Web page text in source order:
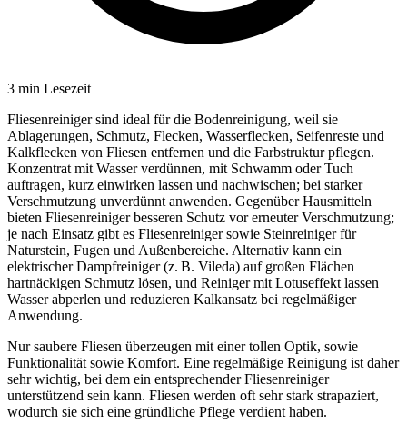
3 min Lesezeit
Fliesenreiniger sind ideal für die Bodenreinigung, weil sie
Ablagerungen, Schmutz, Flecken, Wasserflecken, Seifenreste und
Kalkflecken von Fliesen entfernen und die Farbstruktur pflegen.
Konzentrat mit Wasser verdünnen, mit Schwamm oder Tuch
auftragen, kurz einwirken lassen und nachwischen; bei starker
Verschmutzung unverdünnt anwenden. Gegenüber Hausmitteln
bieten Fliesenreiniger besseren Schutz vor erneuter Verschmutzung;
je nach Einsatz gibt es Fliesenreiniger sowie Steinreiniger für
Naturstein, Fugen und Außenbereiche. Alternativ kann ein
elektrischer Dampfreiniger (z. B. Vileda) auf großen Flächen
hartnäckigen Schmutz lösen, und Reiniger mit Lotuseffekt lassen
Wasser abperlen und reduzieren Kalkansatz bei regelmäßiger
Anwendung.
Nur saubere Fliesen überzeugen mit einer tollen Optik, sowie
Funktionalität sowie Komfort. Eine regelmäßige Reinigung ist daher
sehr wichtig, bei dem ein entsprechender Fliesenreiniger
unterstützend sein kann. Fliesen werden oft sehr stark strapaziert,
wodurch sie sich eine gründliche Pflege verdient haben.